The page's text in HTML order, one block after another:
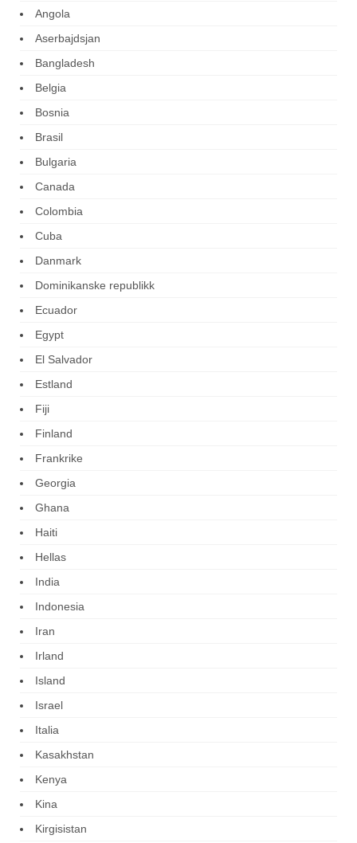
Angola
Aserbajdsjan
Bangladesh
Belgia
Bosnia
Brasil
Bulgaria
Canada
Colombia
Cuba
Danmark
Dominikanske republikk
Ecuador
Egypt
El Salvador
Estland
Fiji
Finland
Frankrike
Georgia
Ghana
Haiti
Hellas
India
Indonesia
Iran
Irland
Island
Israel
Italia
Kasakhstan
Kenya
Kina
Kirgisistan